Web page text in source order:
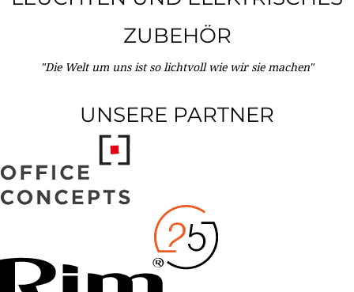
ZUBEHÖR
"Die Welt um uns ist so lichtvoll wie wir sie machen"
UNSERE PARTNER